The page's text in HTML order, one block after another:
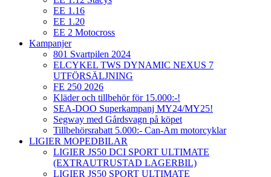
EE 1.16
EE 1.20
EE 2 Motocross
Kampanjer
801 Svartpilen 2024
ELCYKEL TWS DYNAMIC NEXUS 7
UTFÖRSÄLJNING
FE 250 2026
Kläder och tillbehör för 15.000:-!
SEA-DOO Superkampanj MY24/MY25!
Segway med Gårdsvagn på köpet
Tillbehörsrabatt 5.000:- Can-Am motorcyklar
LIGIER MOPEDBILAR
LIGIER JS50 DCI SPORT ULTIMATE
(EXTRAUTRUSTAD LAGERBIL)
LIGIER JS50 SPORT ULTIMATE